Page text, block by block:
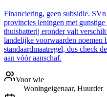
Financiering, geen subsidie.
provincies leningen met
thuisbatterij eronder valt
landelijke voorwaarden noemen
standaardmaatregel, dus check
aan vóór aanschaf.
Voor wie
Woningeigenaar, Huurder